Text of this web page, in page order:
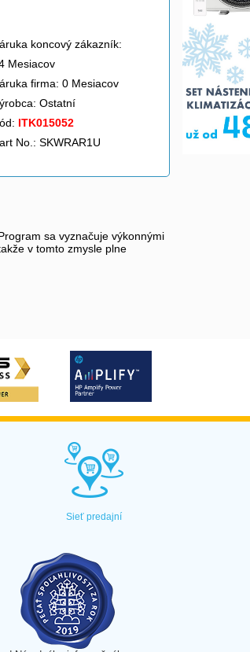
koncový zákazník:
Mesiacov
firma: 0 Mesiacov
Ostatní
ITK015052
No.: SKWRAR1U
sa vyznačuje výkonnými
v tomto zmysle plne
Sieť predajní